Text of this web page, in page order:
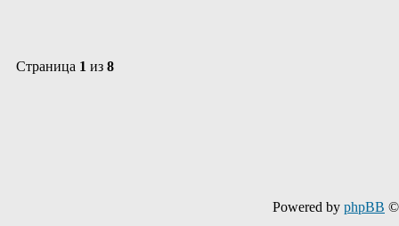
Страница 1 из 8
Powered by phpBB ©